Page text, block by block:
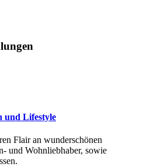
und Lifestyle
Flair an wunderschönen
und Wohnliebhaber, sowie